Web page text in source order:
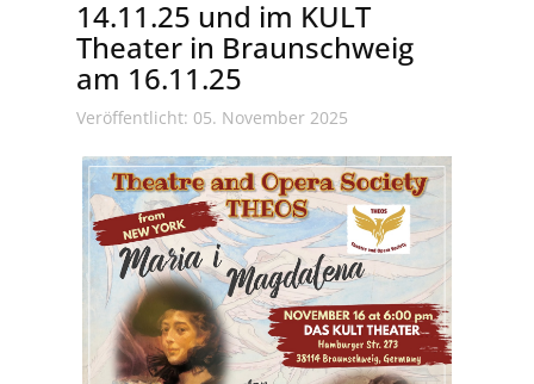
14.11.25 und im KULT
Theater in Braunschweig
am 16.11.25
Veröffentlicht: 05. November 2025